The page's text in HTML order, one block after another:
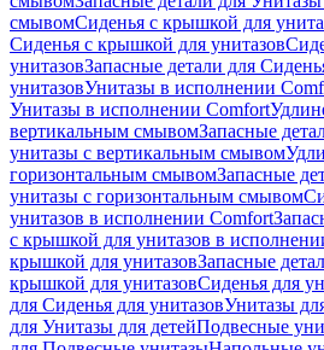
смывомСиденья с крышкой для
Сиденья с крышкой для унитазов
унитазовЗапасные детали для
унитазовУнитазы в исполнении
Унитазы в исполнении Comfort
вертикальным смывомЗапасные
унитазы с вертикальным смывом
горизонтальным смывомЗапасные
унитазы с горизонтальным смывом
унитазов в исполнении Comfort
с крышкой для унитазов в
крышкой для унитазовЗапасные
крышкой для унитазовСиденья для
для Сиденья для унитазовУнитазы
для Унитазы для детейПодвесные